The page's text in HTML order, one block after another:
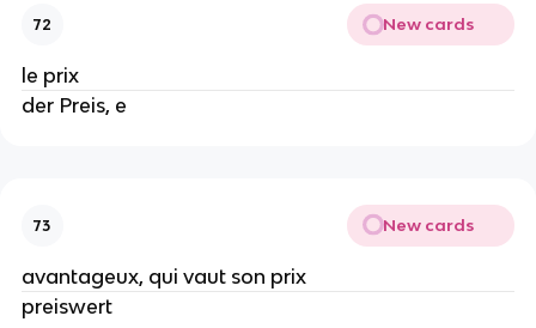
72 New cards
le prix
der Preis, e
73 New cards
avantageux, qui vaut son prix
preiswert